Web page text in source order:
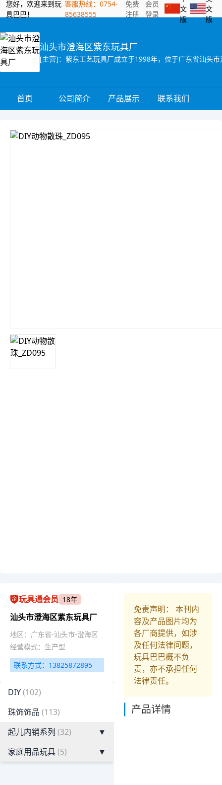
您好，欢迎来到玩
具巴巴！
客服热线：0754-
85638555
免费
注册
会员
登录
文
版
文
版
汕头市澄海区紫东玩具厂
首页 公司简介 产品展示 联系我们
玩具通会员 18年
汕头市澄海区紫东玩具厂
地区：广东省-汕头市-澄海区
经营模式：生产型
联系方式：13825872895
DIY(102)
珠饰饰品 (113)
起儿内销系列 (32)
▼
家庭用品玩具(5) ▼
免责声明： 本刊内
容及产品图片均为
各厂商提供，如涉
及任何法律问题，
玩具巴巴概不负
责，亦不承担任何
法律责任。
产品详情